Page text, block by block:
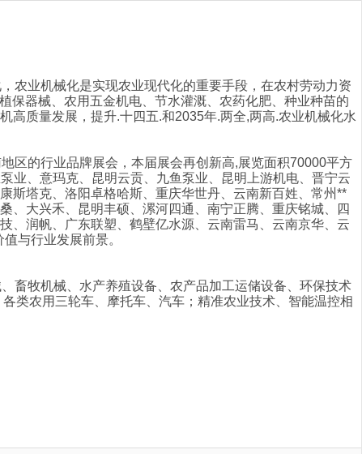
农业机械化是实现农业现代化的重要手段，在农村劳动力资
保器械、农用五金机电、节水灌溉、农药化肥、种业种苗的
高质量发展，提升.十四五.和2035年.两全,两高.农业机械化水
区的行业品牌展会，本届展会再创新高,展览面积70000平方
业、意玛克、昆明云贡、九鱼泵业、昆明上游机电、晋宁云
斯塔克、洛阳卓格哈斯、重庆华世丹、云南新百姓、常州**
、大兴禾、昆明丰硕、漯河四通、南宁正腾、重庆铭城、四
、润帆、广东联塑、鹤壁亿水源、云南雷马、云南京华、云
与行业发展前景。
畜牧机械、水产养殖设备、农产品加工运储设备、环保技术
类农用三轮车、摩托车、汽车；精准农业技术、智能温控相